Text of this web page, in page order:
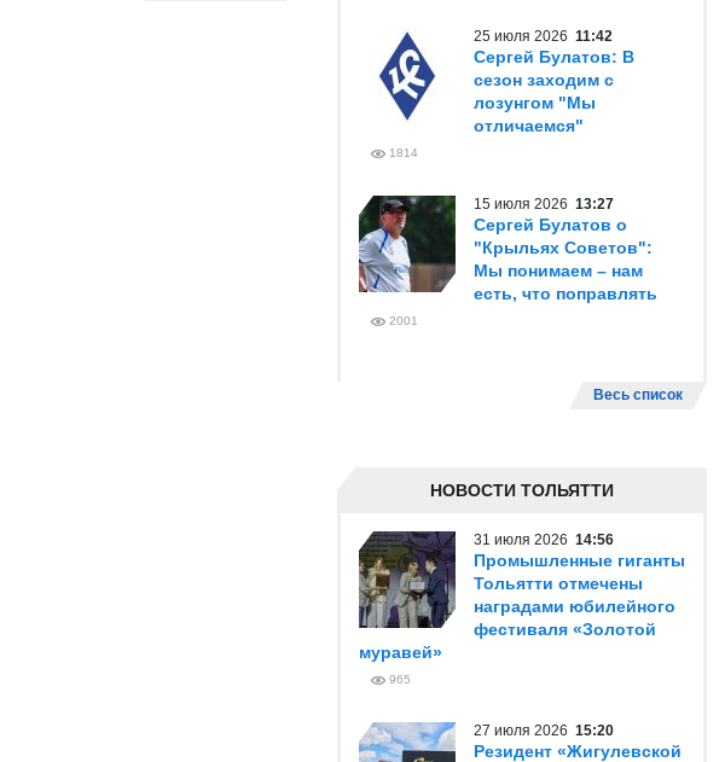
25 июля 2026 11:42
Сергей Булатов: В
сезон заходим с
лозунгом "Мы
отличаемся"
1814
15 июля 2026 13:27
Сергей Булатов о
"Крыльях Советов":
Мы понимаем – нам
есть, что поправлять
2001
Весь список
НОВОСТИ ТОЛЬЯТТИ
31 июля 2026 14:56
Промышленные гиганты
Тольятти отмечены
наградами юбилейного
фестиваля «Золотой
муравей»
965
27 июля 2026 15:20
Резидент «Жигулевской